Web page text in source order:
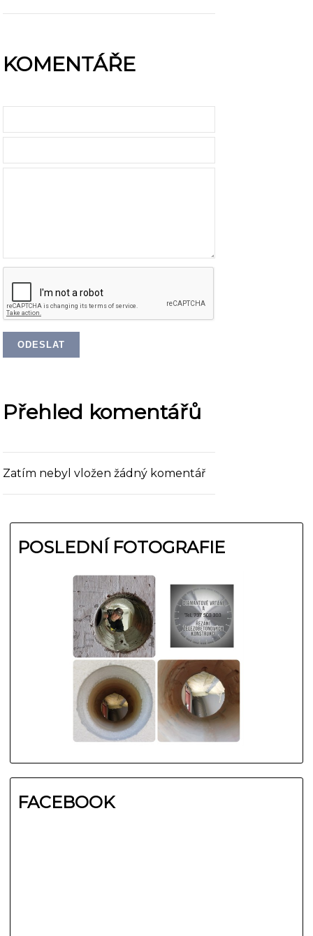
KOMENTÁŘE
Přehled komentářů
Zatím nebyl vložen žádný komentář
POSLEDNÍ FOTOGRAFIE
FACEBOOK